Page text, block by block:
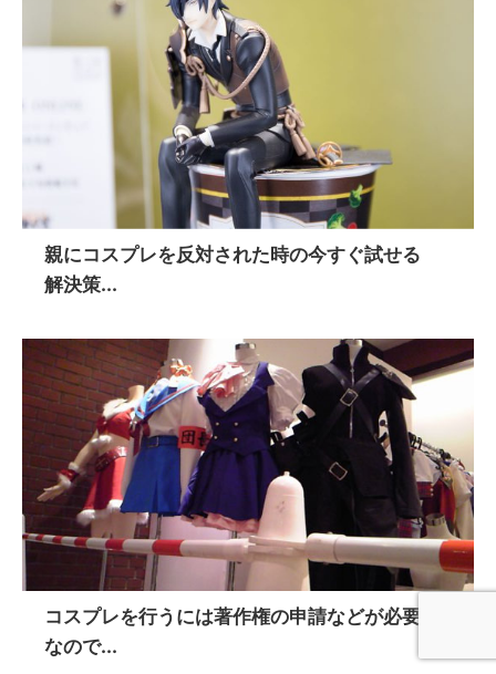
親にコスプレを反対された時の今すぐ試せる
解決策...
コスプレを行うには著作権の申請などが必要
なので...